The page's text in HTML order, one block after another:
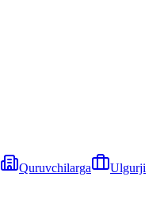
Quruvchilarga
Ulgurji